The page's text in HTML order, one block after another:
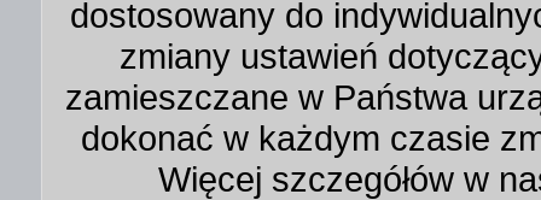
dostosowany do
zmiany ustawień
zamieszczane w Państwa
dokonać w każdym czasie
Więcej szczegółów w